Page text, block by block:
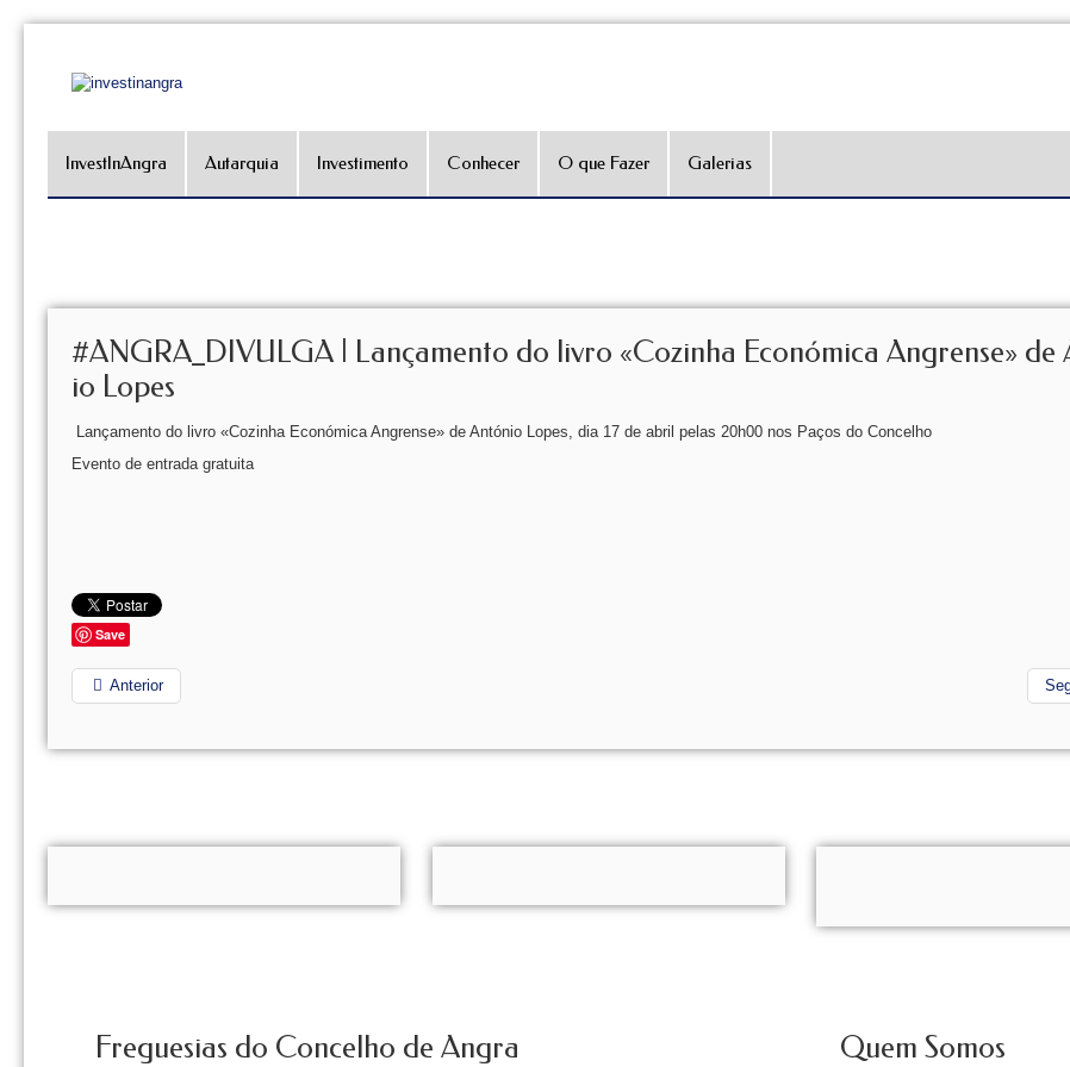
InvestInAngra Autarquia Investimento Conhecer O que Fazer Galerias
#ANGRA_DIVULGA | Lançamento do livro «Cozinha Económica Angrense» de
io Lopes
Lançamento do livro «Cozinha Económica Angrense» de António Lopes, dia 17 de abril pelas 20h00 nos Paços do Concelho
Evento de entrada gratuita
Save
Anterior
Freguesias do Concelho de Angra Quem Somos